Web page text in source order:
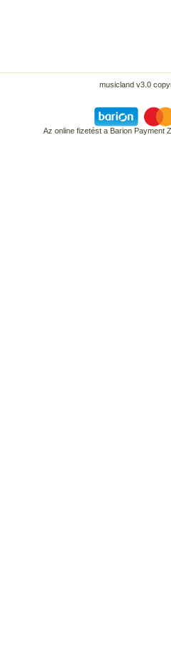
musicland v3.0
Az online fizetést a Barion Payment